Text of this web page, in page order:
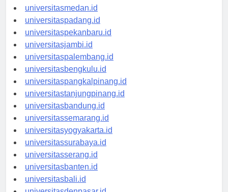
universitasaceh.id
universitasmedan.id
universitaspadang.id
universitaspekanbaru.id
universitasjambi.id
universitaspalembang.id
universitasbengkulu.id
universitaspangkalpinang.id
universitastanjungpinang.id
universitasbandung.id
universitassemarang.id
universitasyogyakarta.id
universitassurabaya.id
universitasserang.id
universitasbanten.id
universitasbali.id